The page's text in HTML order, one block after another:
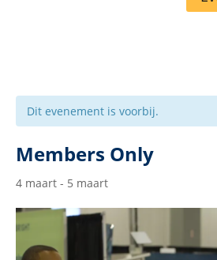
Dit evenement is voorbij.
Members Only
4 maart - 5 maart